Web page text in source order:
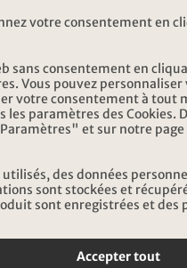
INSCRIPTION
Inscription